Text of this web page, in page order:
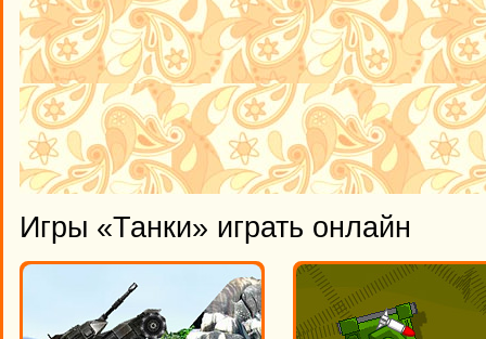
Игры «Танки» играть онлайн